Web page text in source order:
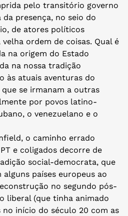
pelo transitório governo
presença, no seio do
de atores políticos
ordem de coisas. Qual é
na origem do Estado
na nossa tradição
às atuais aventuras do
se irmanam a outras
por povos latino-
o venezuelano e o
o caminho errado
e coligados decorre de
social-democrata, que
países europeus ao
no segundo pós-
liberal (que tinha animado
início do século 20 com as